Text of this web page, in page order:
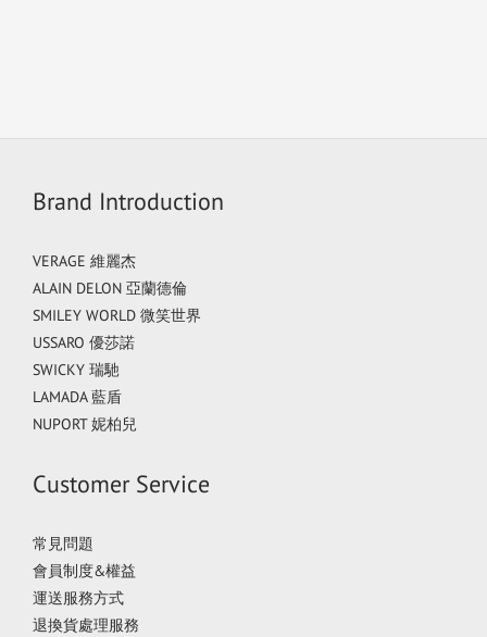
Brand Introduction
VERAGE 維麗杰
ALAIN DELON 亞蘭德倫
SMILEY WORLD 微笑世界
USSARO 優莎諾
SWICKY 瑞馳
LAMADA 藍盾
NUPORT 妮柏兒
Customer Service
常見問題
會員制度&權益
運送服務方式
退換貨處理服務